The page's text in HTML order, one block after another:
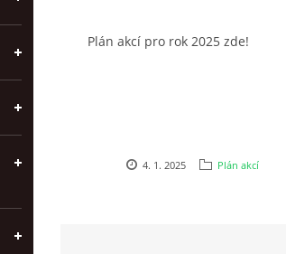
Plán akcí pro rok 2025 zde!
4. 1. 2025 Plán akcí